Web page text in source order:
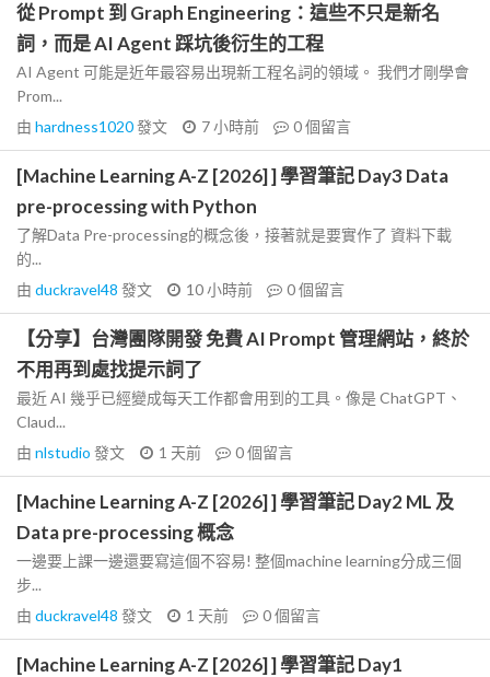
從 Prompt 到 Graph Engineering：這些不只是新名
詞，而是 AI Agent 踩坑後衍生的工程
AI Agent 可能是近年最容易出現新工程名詞的領域。 我們才剛學會
Prom...
由 hardness1020發文 7 小時前 0個留言
[Machine Learning A-Z [2026] ] 學習筆記 Day3 Data
pre-processing with Python
了解Data Pre-processing的概念後，接著就是要實作了 資料下載
的...
由 duckravel48 發文 10 小時前 0個留言
【分享】台灣團隊開發 免費 AI Prompt 管理網站，終於
不用再到處找提示詞了
最近 AI 幾乎已經變成每天工作都會用到的工具。像是 ChatGPT、
Claud...
由 nlstudio 發文 1 天前 0個留言
[Machine Learning A-Z [2026] ] 學習筆記 Day2 ML 及
Data pre-processing 概念
一邊要上課一邊還要寫這個不容易! 整個machine learning分成三個
步...
由 duckravel48 發文 1 天前 0個留言
[Machine Learning A-Z [2026] ] 學習筆記 Day1